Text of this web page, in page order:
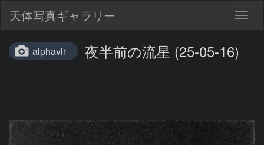
天体写真ギャラリー
alphavir 夜半前の流星 (25-05-16)